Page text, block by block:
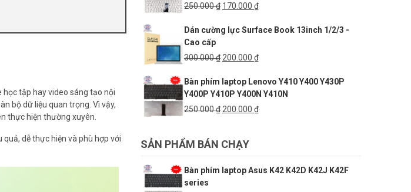
học tập hay video sáng tạo nội
bộ dữ liệu quan trọng. Vì vậy,
thực hiện thường xuyên.
dễ thực hiện và phù hợp với
250.000₫ Giá
là:
170.000 ₫Giá
tại
170.000 ₫.
Dán cường lực Surface Book 13inch 1/2/3 -
Cao cấp
300.000₫ Giá
là:
300.000 ₫.
200.000 ₫Giá
tại
là:
200.000 ₫.
Bàn phím laptop Lenovo Y410 Y400 Y430P
Y400P Y410P Y400N Y410N
250.000₫ Giá
250.000 ₫.
200.000 ₫Giá
SẢN PHẨM BÁN CHẠY
Bàn phím laptop Asus K42 K42D K42J K42F
series